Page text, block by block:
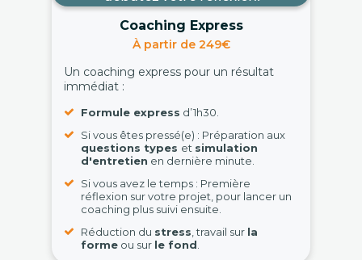
Coaching Express
À partir de 249€
Un coaching express pour un résultat
immédiat :
Formule express d’1h30.
Si vous êtes pressé(e) : Préparation aux
questions types et simulation
d'entretien en dernière minute.
Si vous avez le temps : Première
réflexion sur votre projet, pour lancer un
coaching plus suivi ensuite.
Réduction du stress , travail sur la
forme ou sur le fond